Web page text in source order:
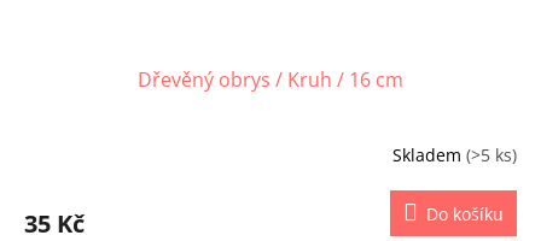
Dřevěný obrys / Kruh / 16 cm
Skladem (>5 ks)
35 Kč Do košíku